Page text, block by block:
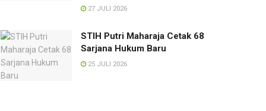
27 JULI 2026
STIH Putri Maharaja Cetak 68
Sarjana Hukum Baru
25 JULI 2026